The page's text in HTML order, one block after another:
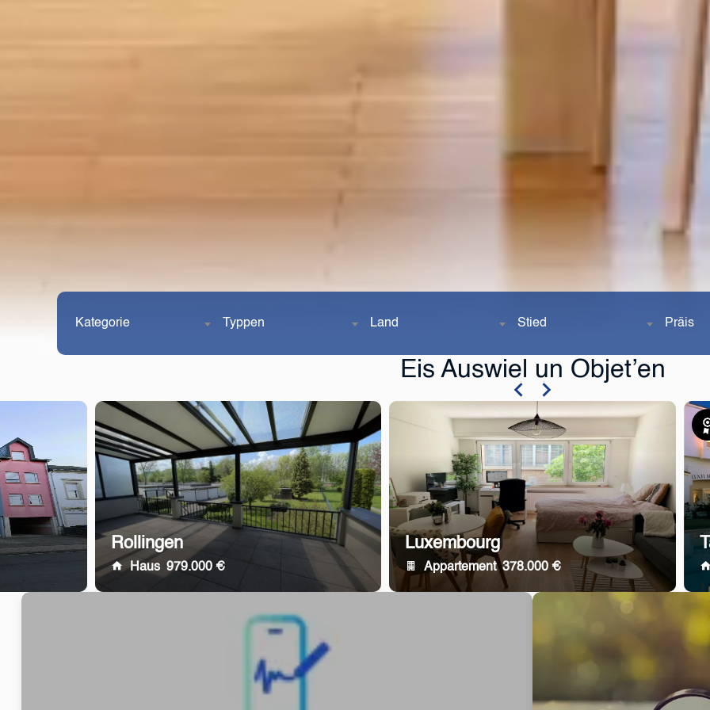
Kategorie Typpen Land Stied Präis
Eis Auswiel un Objet’en
Rollingen
Haus 979.000 €
Luxembourg
Appartement 378.000 €